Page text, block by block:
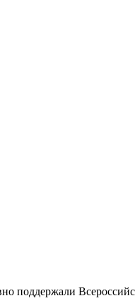
поддержали